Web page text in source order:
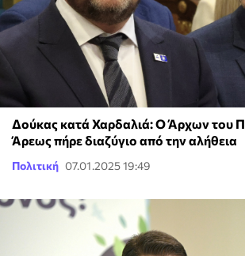
Δούκας κατά Χαρδαλιά: Ο Άρχων του
Άρεως πήρε διαζύγιο από την αλήθεια
Πολιτική 07.01.2025 19:49